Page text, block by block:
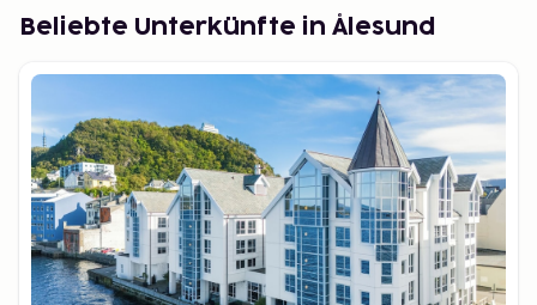
zu gleiten. Es werden auch geführte Kajaktouren
sowohl für kurze als auch lange Strecken
angeboten.
Beliebte Unterkünfte in Ålesund